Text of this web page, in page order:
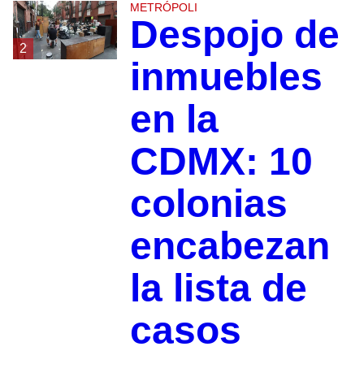
2
METRÓPOLI
Despojo de
inmuebles
en la
CDMX: 10
colonias
encabezan
la lista de
casos